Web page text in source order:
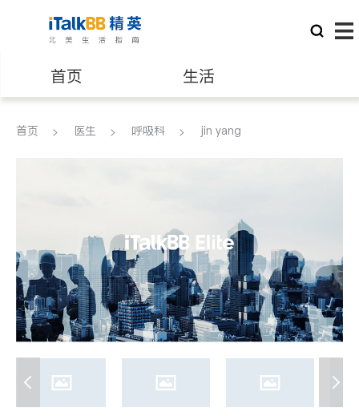
首页 生活
医生 律师
养老 非盈利组织
首页 医生 呼吸科 jin yang